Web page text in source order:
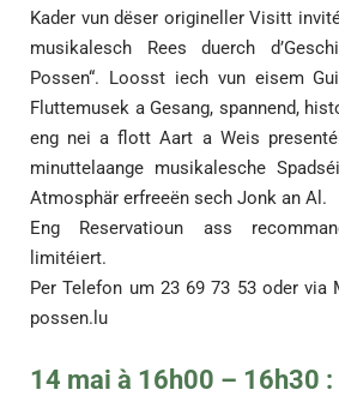
Kader vun dëser origineller Visitt
musikalesch Rees duerch
Possen“. Loosst iech vun eisem
Fluttemusek a Gesang, spannend,
eng nei a flott Aart a Weis
minuttelaange musikalesche
Atmosphär erfreeën sech Jonk an Al.
Eng Reservatioun ass
limitéiert.
Per Telefon um 23 69 73 53 oder via
possen.lu
14 mai à 16h00 – 16h30